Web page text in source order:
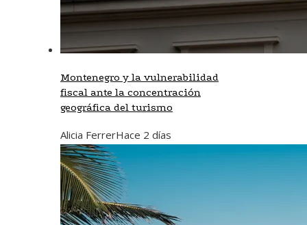
Montenegro y la vulnerabilidad
fiscal ante la concentración
geográfica del turismo
Alicia FerrerHace 2 días